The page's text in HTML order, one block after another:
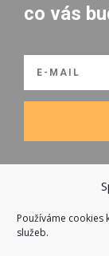
Používáme cookies
služeb.
co vás
Odkazy